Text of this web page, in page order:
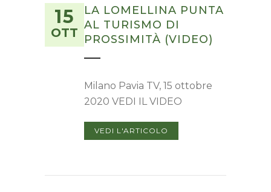
15
OTT
LA LOMELLINA PUNTA
AL TURISMO DI
PROSSIMITÀ (VIDEO)
Milano Pavia TV, 15 ottobre
2020 VEDI IL VIDEO
VEDI L'ARTICOLO